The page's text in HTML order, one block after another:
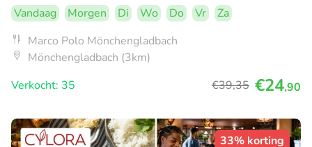
Vandaag Morgen Di Wo Do Vr
Za
Marco Polo Mönchengladbach
Mönchengladbach (3km)
Verkocht: 35
€39,35 €24,90
33% korting